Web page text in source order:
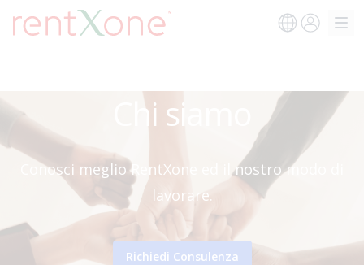
Chi siamo
Conosci meglio RentXone ed il nostro modo di
lavorare.
Richiedi Consulenza